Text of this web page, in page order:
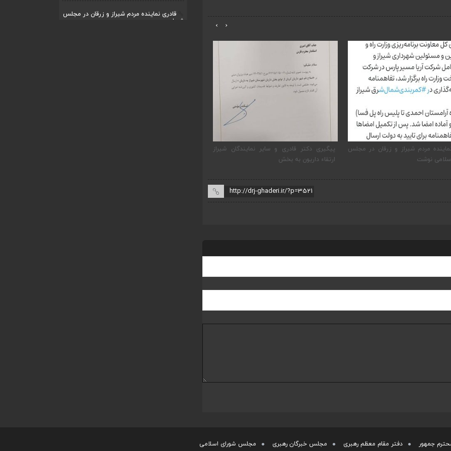
مردم شیراز و زرقان در مجلس
نوشت
پیگیری دکتر قادری و سایر نمایندگان شیراز
ارتقاء داریون به بخش
‹
›
قادری نماینده مردم شیراز و زرقان در مجلس
شورا...
جمهور دفتر مقام معظم رهبری مجلس خبرگان رهبری مجلس شورای اسلامی